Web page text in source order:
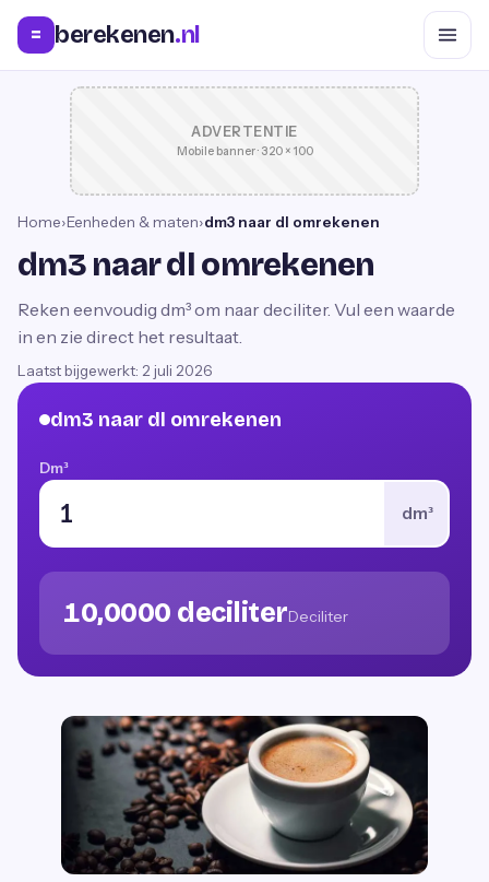
= berekenen.nl
ADVERTENTIE
Mobile banner · 320 × 100
Home›Eenheden & maten›dm3 naar dl omrekenen
dm3 naar dl omrekenen
Reken eenvoudig dm³ om naar deciliter. Vul een waarde
in en zie direct het resultaat.
Laatst bijgewerkt: 2 juli 2026
dm3 naar dl omrekenen
Dm³
dm³
10,0000 deciliterDeciliter